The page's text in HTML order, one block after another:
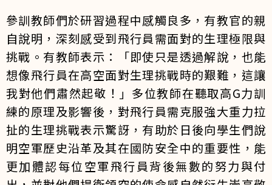
參訓教師們於研習過程中感觸良多，有教官的親
自說明，深刻感受到飛行員需面對的生理極限與
挑戰。有教師表示：「即使只是透過解說，也能
想像飛行員在高空面對生理挑戰時的艱難，這讓
我對他們肅然起敬！」多位教師在聽取高G力訓
練的原理及影響後，對飛行員需克服強大重力拉
扯的生理挑戰表示驚訝，有助於日後向學生們說
明空軍歷史沿革及其在國防安全中的重要性，能
更加體認每位空軍飛行員背後無數的努力與付